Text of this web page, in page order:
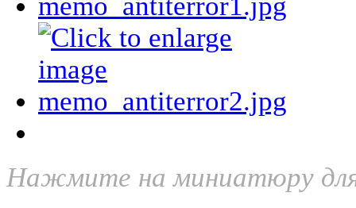
Нажмите на миниатюру